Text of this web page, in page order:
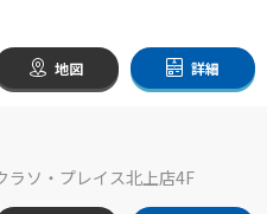
地図 詳細
ソ・プレイス北上店4F